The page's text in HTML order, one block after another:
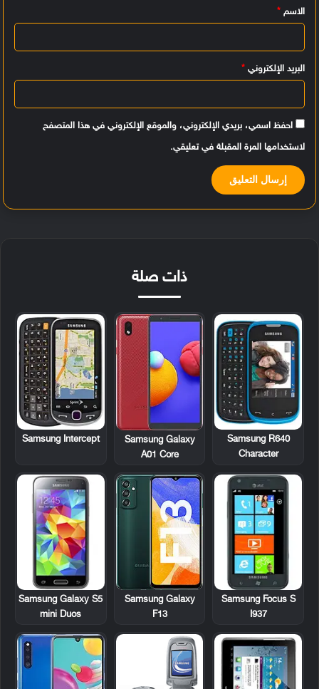
ق
الاسم *
البريد الإلكتروني *
احفظ اسمي، بريدي الإلكتروني، والموقع الإلكتروني في هذا المتصفح
لاستخدامها المرة المقبلة في تعليقي.
ذات صلة
Samsung R640
Character
Samsung Galaxy
A01 Core
Samsung Intercept
Samsung Focus S
I937
Samsung Galaxy
F13
Samsung Galaxy S5
mini Duos